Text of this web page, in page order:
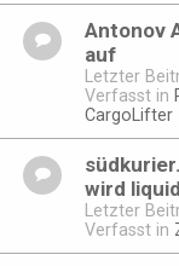
Antonov
auf
Letzter
Verfasst in
CargoLifter
wird
Letzter
Verfasst in